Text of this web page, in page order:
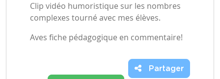
Clip vidéo humoristique sur les nombres
complexes tourné avec mes élèves.
Aves fiche pédagogique en commentaire!
Partager